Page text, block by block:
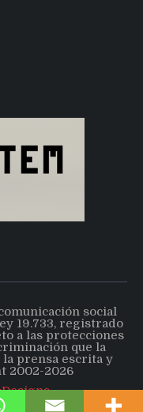
social
19.733, registrado
a las protecciones
que la
prensa escrita y
2002-2026